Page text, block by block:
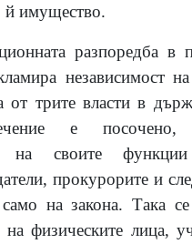
й имущество.
разпоредба в
независимост
от трите власти в
е
на своите
прокурорите и
на закона. Така се
на физическите лица,